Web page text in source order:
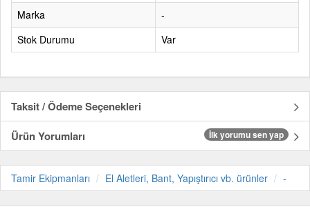
Marka
-
Stok Durumu
Var
Taksit / Ödeme Seçenekleri
Ürün Yorumları
İlk yorumu sen yap
Tamir Ekipmanları El Aletleri, Bant, Yapıştırıcı vb. ürünler -